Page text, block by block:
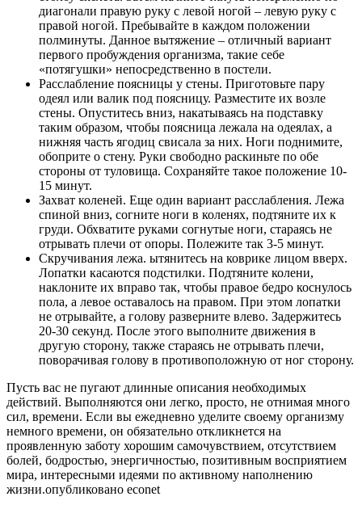
диагонали правую руку с левой ногой – левую руку с
правой ногой. Пребывайте в каждом положении
полминуты. Данное вытяжение – отличный вариант
первого пробуждения организма, такие себе
«потягушки» непосредственно в постели.
Расслабление поясницы у стены. Приготовьте пару
одеял или валик под поясницу. Разместите их возле
стены. Опуститесь вниз, накатываясь на подставку
таким образом, чтобы поясница лежала на одеялах, а
нижняя часть ягодиц свисала за них. Ноги поднимите,
обоприте о стену. Руки свободно раскиньте по обе
стороны от туловища. Сохраняйте такое положение 10-
15 минут.
Захват коленей. Еще один вариант расслабления. Лежа
спиной вниз, согните ноги в коленях, подтяните их к
груди. Обхватите руками согнутые ноги, стараясь не
отрывать плечи от опоры. Полежите так 3-5 минут.
Скручивания лежа. ытянитесь на коврике лицом вверх.
Лопатки касаются подстилки. Подтяните колени,
наклоните их вправо так, чтобы правое бедро коснулось
пола, а левое оставалось на правом. При этом лопатки
не отрывайте, а голову разверните влево. Задержитесь
20-30 секунд. После этого выполните движения в
другую сторону, также стараясь не отрывать плечи,
поворачивая голову в противоположную от ног сторону.
Пусть вас не пугают длинные описания необходимых
действий. Выполняются они легко, просто, не отнимая много
сил, времени. Если вы ежедневно уделите своему организму
немного времени, он обязательно откликнется на
проявленную заботу хорошим самочувствием, отсутствием
болей, бодростью, энергичностью, позитивным восприятием
мира, интересными идеями по активному наполнению
жизни.опубликовано econet